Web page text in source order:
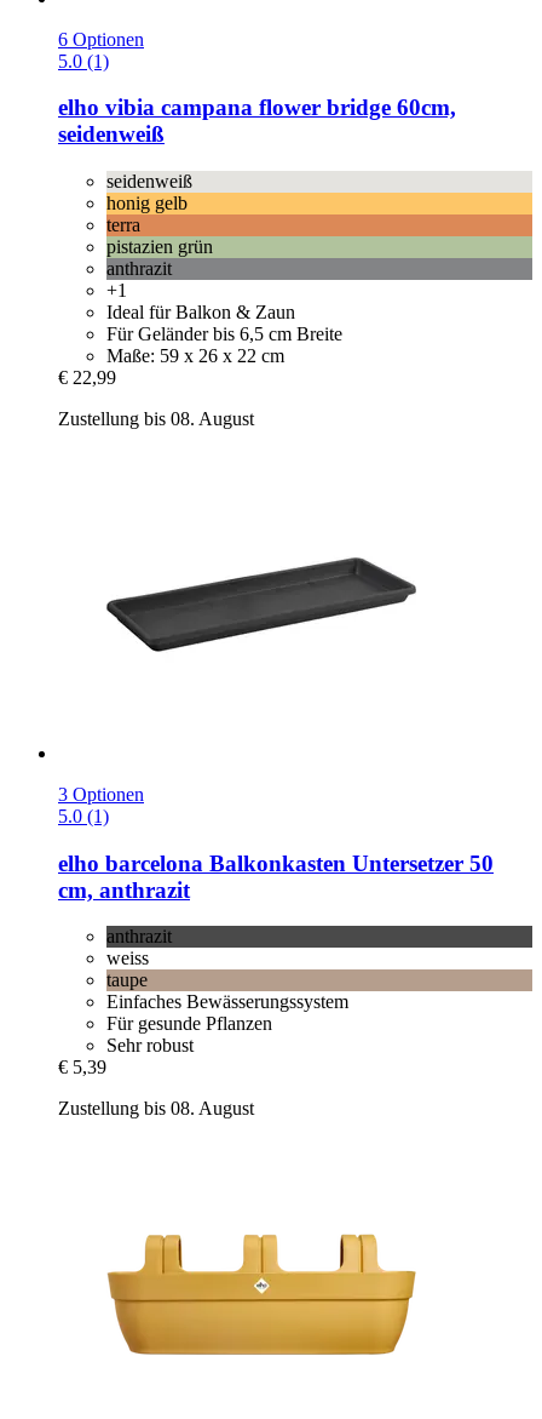
6 Optionen
5.0 (1)
elho vibia campana flower bridge 60cm,
seidenweiß
seidenweiß
honig gelb
terra
pistazien grün
anthrazit
+1
Ideal für Balkon & Zaun
Für Geländer bis 6,5 cm Breite
Maße: 59 x 26 x 22 cm
€ 22,99
Zustellung bis 08. August
3 Optionen
5.0 (1)
elho barcelona Balkonkasten Untersetzer 50
cm, anthrazit
anthrazit
weiss
taupe
Einfaches Bewässerungssystem
Für gesunde Pflanzen
Sehr robust
€ 5,39
Zustellung bis 08. August